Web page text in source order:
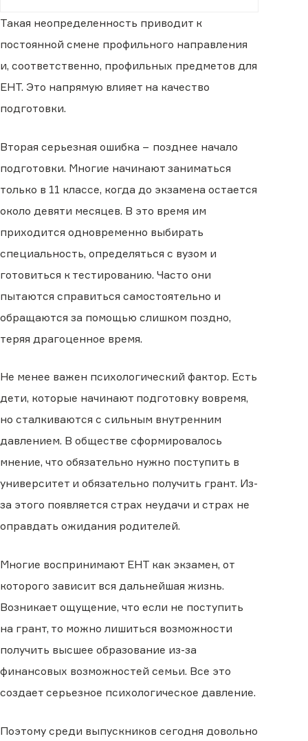
Такая неопределенность приводит к
постоянной смене профильного направления
и, соответственно, профильных предметов для
ЕНТ. Это напрямую влияет на качество
подготовки.
Вторая серьезная ошибка − позднее начало
подготовки. Многие начинают заниматься
только в 11 классе, когда до экзамена остается
около девяти месяцев. В это время им
приходится одновременно выбирать
специальность, определяться с вузом и
готовиться к тестированию. Часто они
пытаются справиться самостоятельно и
обращаются за помощью слишком поздно,
теряя драгоценное время.
Не менее важен психологический фактор. Есть
дети, которые начинают подготовку вовремя,
но сталкиваются с сильным внутренним
давлением. В обществе сформировалось
мнение, что обязательно нужно поступить в
университет и обязательно получить грант. Из-
за этого появляется страх неудачи и страх не
оправдать ожидания родителей.
Многие воспринимают ЕНТ как экзамен, от
которого зависит вся дальнейшая жизнь.
Возникает ощущение, что если не поступить
на грант, то можно лишиться возможности
получить высшее образование из-за
финансовых возможностей семьи. Все это
создает серьезное психологическое давление.
Поэтому среди выпускников сегодня довольно